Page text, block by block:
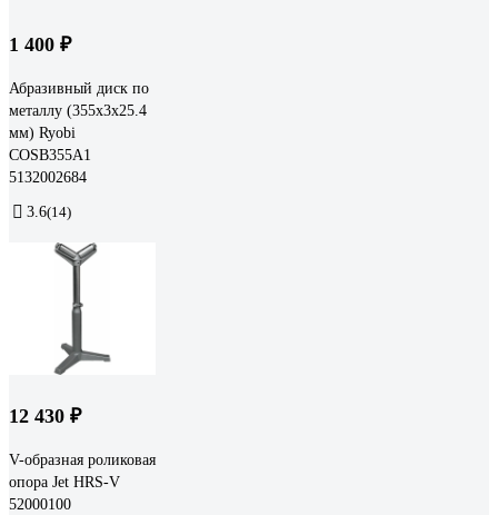
1 400 ₽
Абразивный диск по
металлу (355х3х25.4
мм) Ryobi
COSB355A1
5132002684
3.6(14)
12 430 ₽
V-образная роликовая
опора Jet HRS-V
52000100